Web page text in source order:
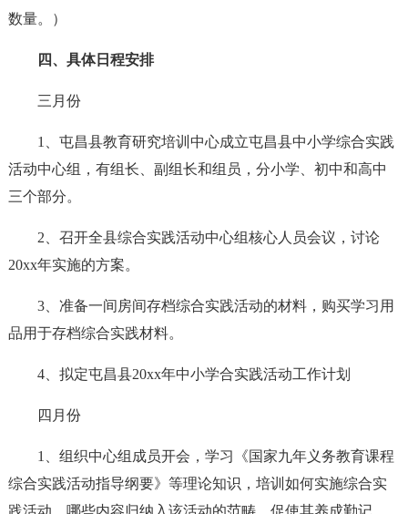
数量。）
四、具体日程安排
三月份
1、屯昌县教育研究培训中心成立屯昌县中小学综合实践
活动中心组，有组长、副组长和组员，分小学、初中和高中
三个部分。
2、召开全县综合实践活动中心组核心人员会议，讨论
20xx年实施的方案。
3、准备一间房间存档综合实践活动的材料，购买学习用
品用于存档综合实践材料。
4、拟定屯昌县20xx年中小学合实践活动工作计划
四月份
1、组织中心组成员开会，学习《国家九年义务教育课程
综合实践活动指导纲要》等理论知识，培训如何实施综合实
践活动，哪些内容归纳入该活动的范畴，促使其养成勤记